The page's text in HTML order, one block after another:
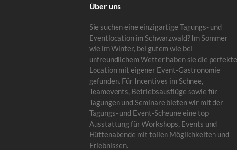
Über uns
Sie suchen eine einzigartige Tagungs- und
Eventlocation im Schwarzwald? Im Sommer
wie im Winter, bei gutem wie bei
unfreundlichem Wetter haben sie die perfekte
Location mit eigener Event-Gastronomie
gefunden. Für Incentives im Schnee,
Teamevents, Betriebsausflüge sowie für
Tagungen und Seminare bieten wir mit der
Tagungs- und Event-Scheune eine top
Ausstattung für Workshops, Events und
Hüttenabende mit tollen Möglichkeiten und
Erlebnissen.